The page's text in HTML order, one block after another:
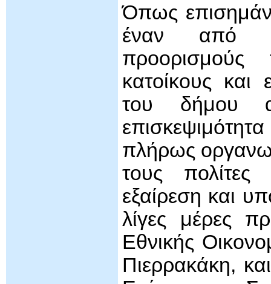
Όπως
έναν από
προορισμούς
κατοίκους και
του δήμου
πλήρως
τους
εξαίρεση και
λίγες μέρες
Εθνικής
Πιερρακάκη,